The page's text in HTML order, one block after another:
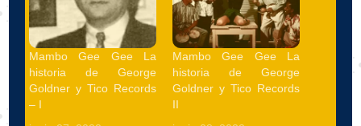
Mambo Gee Gee La
historia de George
Goldner y Tico Records
– I
Mambo Gee Gee La
historia de George
Goldner y Tico Records
II